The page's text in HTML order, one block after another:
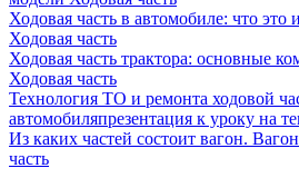
Ходовая часть в автомобиле: что это
Ходовая часть
Ходовая часть трактора: основные
Ходовая часть
Технология ТО и ремонта ходовой
автомобиляпрезентация к уроку на
Из каких частей состоит вагон.
часть